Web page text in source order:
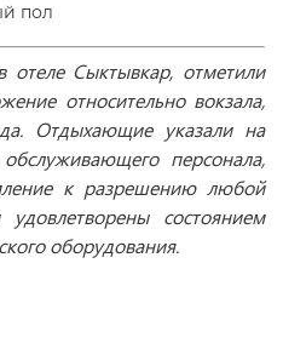
пол
отеле Сыктывкар, отметили
относительно вокзала,
Отдыхающие указали на
персонала,
к разрешению любой
состоянием
оборудования.